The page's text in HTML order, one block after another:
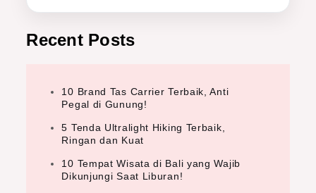
Recent Posts
10 Brand Tas Carrier Terbaik, Anti
Pegal di Gunung!
5 Tenda Ultralight Hiking Terbaik,
Ringan dan Kuat
10 Tempat Wisata di Bali yang Wajib
Dikunjungi Saat Liburan!